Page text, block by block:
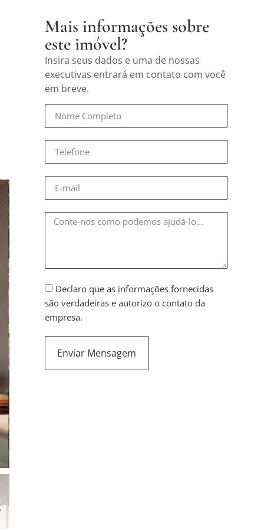
Mais informações sobre
este imóvel?
Insira seus dados e uma de nossas
executivas entrará em contato com você
em breve.
Declaro que as informações fornecidas
são verdadeiras e autorizo o contato da
empresa.
Enviar Mensagem